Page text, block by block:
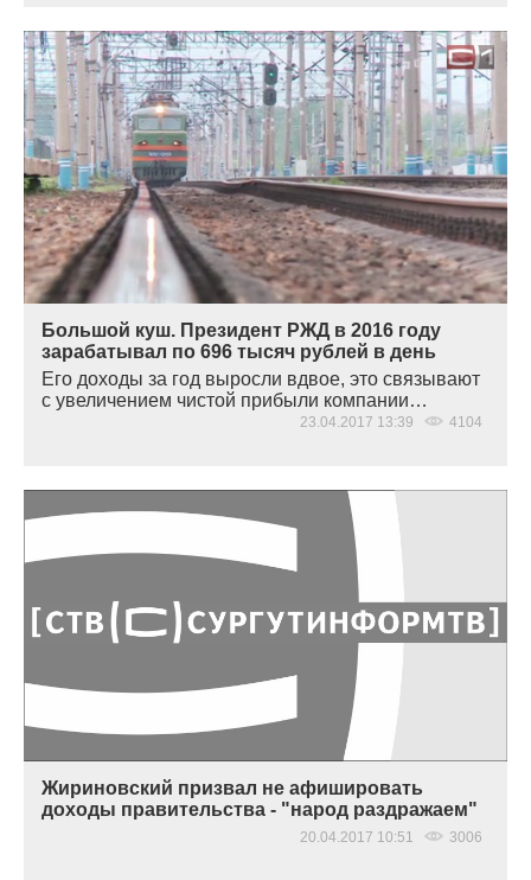
Большой куш. Президент РЖД в 2016 году
зарабатывал по 696 тысяч рублей в день
Его доходы за год выросли вдвое, это связывают
с увеличением чистой прибыли компании…
23.04.2017 13:39 4104
Жириновский призвал не афишировать
доходы правительства‍ - "народ раздражаем"
20.04.2017 10:51 3006